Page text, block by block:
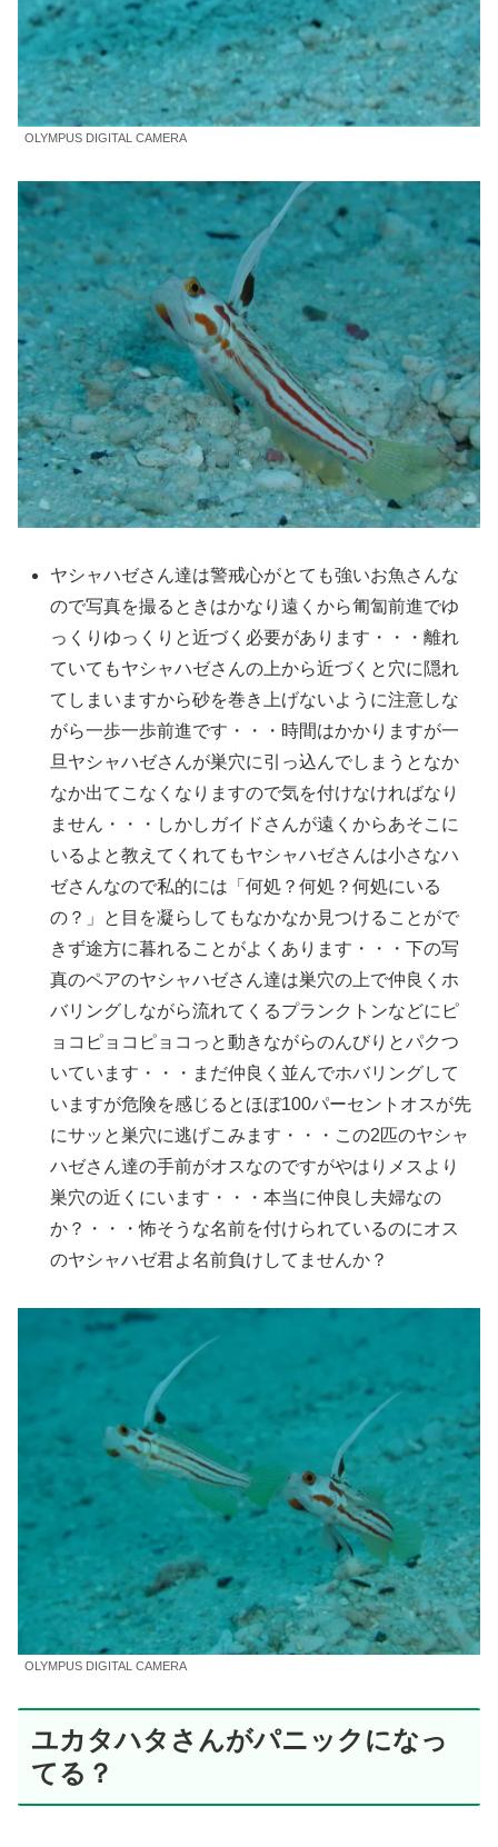
OLYMPUS DIGITAL CAMERA
ヤシャハゼさん達は警戒心がとても強いお魚さんな
ので写真を撮るときはかなり遠くから匍匐前進でゆ
っくりゆっくりと近づく必要があります・・・離れ
ていてもヤシャハゼさんの上から近づくと穴に隠れ
てしまいますから砂を巻き上げないように注意しな
がら一歩一歩前進です・・・時間はかかりますが一
旦ヤシャハゼさんが巣穴に引っ込んでしまうとなか
なか出てこなくなりますので気を付けなければなり
ません・・・しかしガイドさんが遠くからあそこに
いるよと教えてくれてもヤシャハゼさんは小さなハ
ゼさんなので私的には「何処？何処？何処にいる
の？」と目を凝らしてもなかなか見つけることがで
きず途方に暮れることがよくあります・・・下の写
真のペアのヤシャハゼさん達は巣穴の上で仲良くホ
バリングしながら流れてくるプランクトンなどにピ
ョコピョコピョコっと動きながらのんびりとパクつ
いています・・・まだ仲良く並んでホバリングして
いますが危険を感じるとほぼ100パーセントオスが先
にサッと巣穴に逃げこみます・・・この2匹のヤシャ
ハゼさん達の手前がオスなのですがやはりメスより
巣穴の近くにいます・・・本当に仲良し夫婦なの
か？・・・怖そうな名前を付けられているのにオス
のヤシャハゼ君よ名前負けしてませんか？
OLYMPUS DIGITAL CAMERA
ユカタハタさんがパニックになっ
てる？